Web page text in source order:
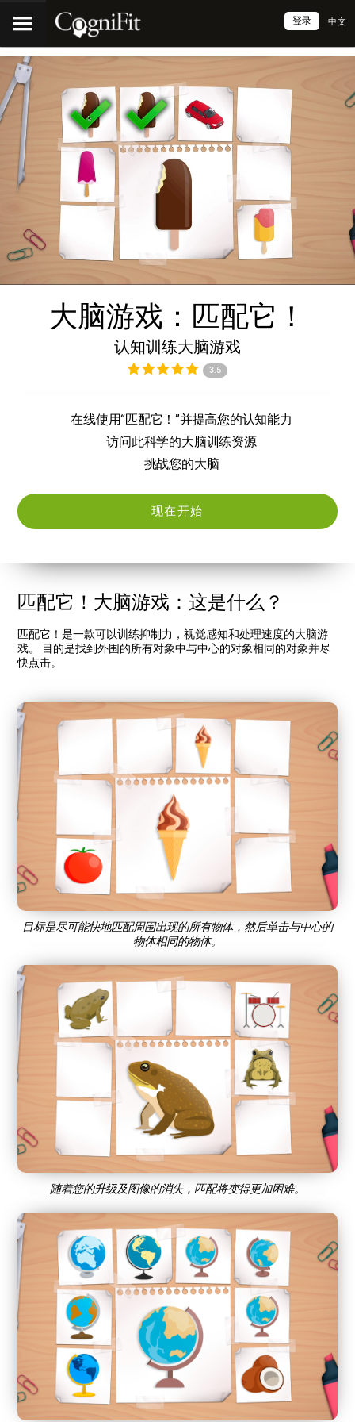
中文
登录
大脑游戏：匹配它！
认知训练大脑游戏
3.5
在线使用“匹配它！”并提高您的认知能力
访问此科学的大脑训练资源
挑战您的大脑
现在开始
匹配它！大脑游戏：这是什么？
匹配它！是一款可以训练抑制力，视觉感知和处理速度的大脑游
戏。 目的是找到外围的所有对象中与中心的对象相同的对象并尽
快点击。
目标是尽可能快地匹配周围出现的所有物体，然后单击与中心的
物体相同的物体。
随着您的升级及图像的消失，匹配将变得更加困难。